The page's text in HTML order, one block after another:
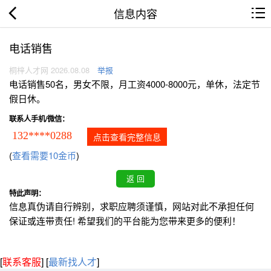
信息内容
电话销售
桐梓人才网 2026.08.08 举报
电话销售50名，男女不限，月工资4000-8000元，单休，法定节
假日休。
联系人手机/微信：
132****0288 点击查看完整信息
(查看需要10金币)
特此声明：
信息真伪请自行辨别，求职应聘须谨慎，网站对此不承担任何
保证或连带责任! 希望我们的平台能为您带来更多的便利！
[联系客服] [最新找人才]